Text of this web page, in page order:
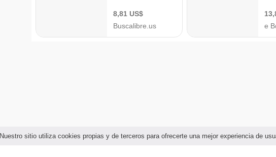
Nuestro sitio utiliza cookies propias y de terceros para ofrecerte una mejor experiencia de